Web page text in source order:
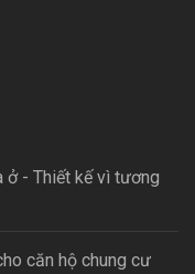
ở - Thiết kế vì tương
căn hộ chung cư